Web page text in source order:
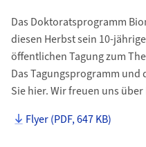
Das Doktoratsprogramm
diesen Herbst sein 10-
öffentlichen Tagung zum
Das Tagungsprogramm
Sie hier. Wir freuen uns
Flyer (PDF, 647 KB)